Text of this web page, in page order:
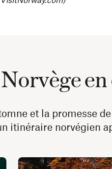
et la promesse
itinéraire norvégien